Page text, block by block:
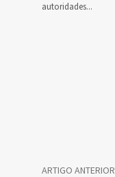
autoridades...
ARTIGO ANTERIOR